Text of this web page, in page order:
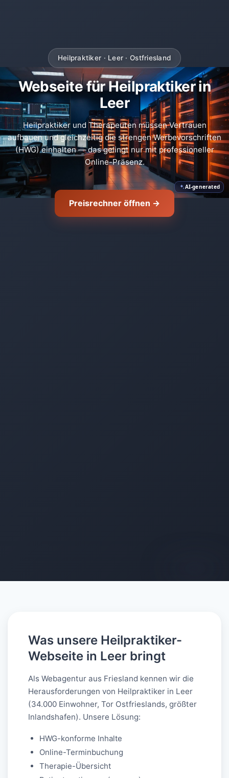
AI-generated
🛡️
Heilpraktiker · Leer · Ostfriesland
Webseite für Heilpraktiker in
Leer
Heilpraktiker und Therapeuten müssen Vertrauen
aufbauen und gleichzeitig die strengen Werbevorschriften
(HWG) einhalten — das gelingt nur mit professioneller
Online-Präsenz.
Preisrechner öffnen →
Was unsere Heilpraktiker-
Webseite in Leer bringt
Als Webagentur aus Friesland kennen wir die
Herausforderungen von Heilpraktiker in Leer
(34.000 Einwohner, Tor Ostfrieslands, größter
Inlandshafen). Unsere Lösung:
HWG-konforme Inhalte
Online-Terminbuchung
Therapie-Übersicht